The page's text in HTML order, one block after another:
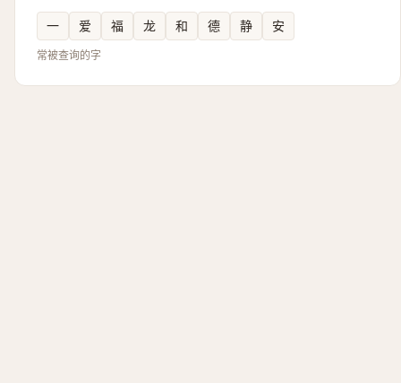
一 爱 福 龙 和 德 静 安
常被查询的字